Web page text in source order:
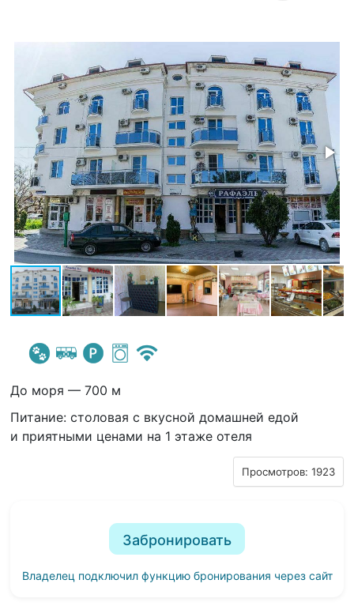
До моря — 700 м
Питание: столовая с вкусной домашней едой
и приятными ценами на 1 этаже отеля
Просмотров: 1923
Забронировать
Владелец подключил функцию бронирования через сайт